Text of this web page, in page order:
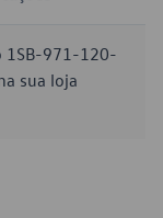
1SB-971-120-
sua loja